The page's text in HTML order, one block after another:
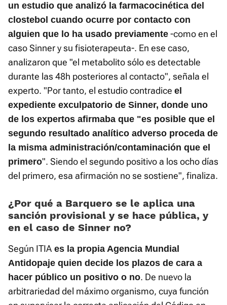
un estudio que analizó la farmacocinética del
clostebol cuando ocurre por contacto con
alguien que lo ha usado previamente -como en el
caso Sinner y su fisioterapeuta-. En ese caso,
analizaron que "el metabolito sólo es detectable
durante las 48h posteriores al contacto", señala el
experto. "Por tanto, el estudio contradice el
expediente exculpatorio de Sinner, donde uno
de los expertos afirmaba que "es posible que el
segundo resultado analítico adverso proceda de
la misma administración/contaminación que el
primero". Siendo el segundo positivo a los ocho días
del primero, esa afirmación no se sostiene", finaliza.
¿Por qué a Barquero se le aplica una
sanción provisional y se hace pública, y
en el caso de Sinner no?
Según ITIA es la propia Agencia Mundial
Antidopaje quien decide los plazos de cara a
hacer público un positivo o no. De nuevo la
arbitrariedad del máximo organismo, cuya función